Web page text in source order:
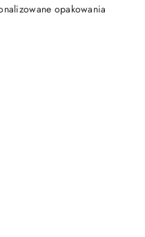
opakowania
DO KOSZYKA